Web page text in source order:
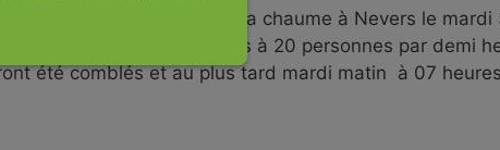
exploitation au 5 rue de la chaume à Nevers le mardi
attention nous bloquons à 20 personnes par demi
été comblés et au plus tard mardi matin à 07